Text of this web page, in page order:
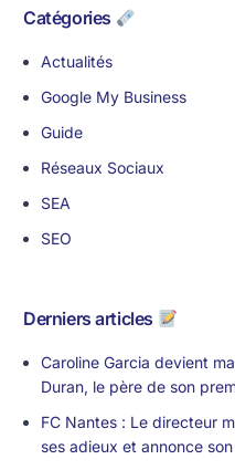
Catégories
Actualités
Google My Business
Guide
Réseaux Sociaux
SEA
SEO
Derniers articles
Caroline Garcia devient
Duran, le père de son
FC Nantes : Le directeur
ses adieux et annonce